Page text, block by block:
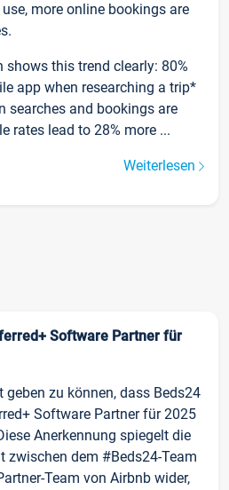
more online bookings are
shows this trend clearly: 80%
app when researching a trip*
searches and bookings are
rates lead to 28% more ...
Weiterlesen
Software Partner für
geben zu können, dass Beds24
Software Partner für 2025
Anerkennung spiegelt die
zwischen dem #Beds24-Team
Team von Airbnb wider,